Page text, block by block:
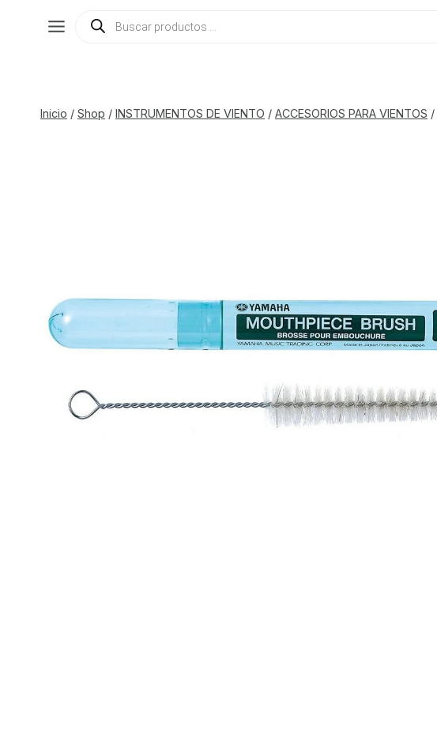
Búsqueda
Inicio / Shop / INSTRUMENTOS DE VIENTO / ACCESORIOS PARA VIENTOS /